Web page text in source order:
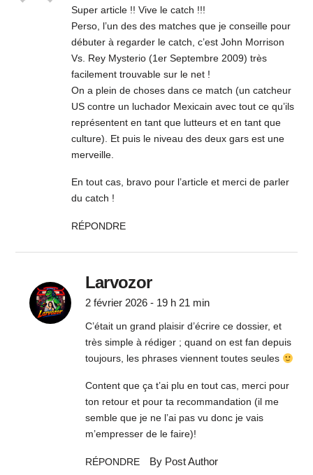
Super article !! Vive le catch !!!
Perso, l’un des des matches que je conseille pour
débuter à regarder le catch, c’est John Morrison
Vs. Rey Mysterio (1er Septembre 2009) très
facilement trouvable sur le net !
On a plein de choses dans ce match (un catcheur
US contre un luchador Mexicain avec tout ce qu’ils
représentent en tant que lutteurs et en tant que
culture). Et puis le niveau des deux gars est une
merveille.
En tout cas, bravo pour l’article et merci de parler
du catch !
RÉPONDRE
Larvozor
2 février 2026 - 19 h 21 min
C’était un grand plaisir d’écrire ce dossier, et
très simple à rédiger ; quand on est fan depuis
toujours, les phrases viennent toutes seules
Content que ça t’ai plu en tout cas, merci pour
ton retour et pour ta recommandation (il me
semble que je ne l’ai pas vu donc je vais
m’empresser de le faire)!
RÉPONDRE By Post Author